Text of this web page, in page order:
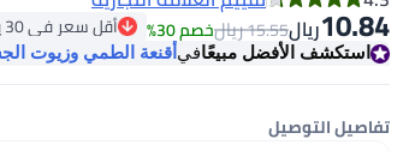
ريال10.84 ريال15.55 خصم 30% أقل سعر في 30 يوم
أقل سعر في 30 يوم استكشف الأفضل مبيعًافيأقنعة الطمي وزيوت
تفاصيل التوصيل